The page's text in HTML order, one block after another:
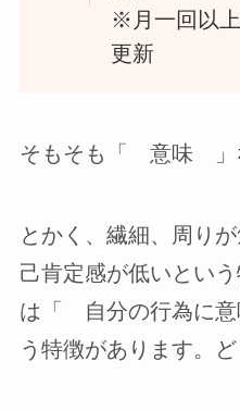
※月一回以
更新
そもそも「 意味 」
とかく、繊細、周り
己肯定感が低いとい
は「 自分の行為に
う特徴があります。